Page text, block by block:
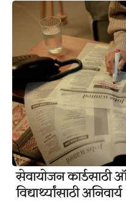
सेवायोजन
विद्यार्थ्यांसाठी अनिवार्य